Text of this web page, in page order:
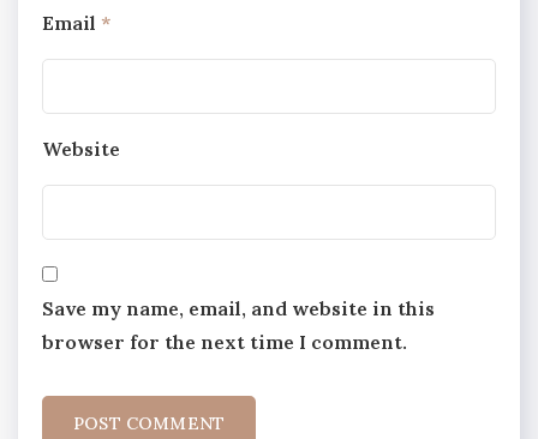
Email *
Website
Save my name, email, and website in this
browser for the next time I comment.